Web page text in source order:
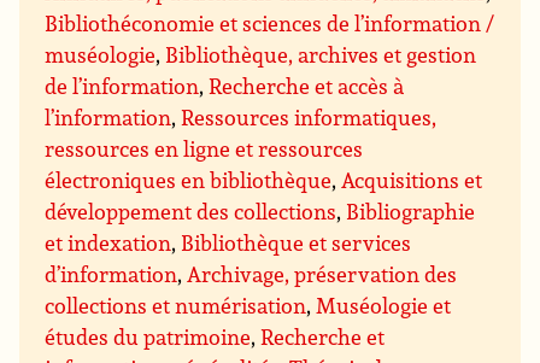
Bibliothéconomie et sciences de l’information /
muséologie, Bibliothèque, archives et gestion
de l’information,Recherche et accès à
l’information,Ressources informatiques,
ressources en ligne et ressources
électroniques en bibliothèque,Acquisitions et
développement des collections, Bibliographie
et indexation, Bibliothèque et services
d’information,Archivage, préservation des
collections et numérisation,Muséologie et
études du patrimoine,Recherche et